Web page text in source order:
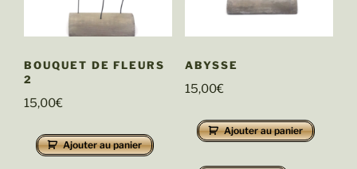
BOUQUET DE FLEURS
2
15,00€
Ajouter au panier
ABYSSE
15,00€
Ajouter au panier